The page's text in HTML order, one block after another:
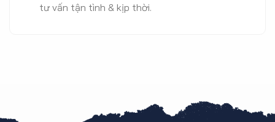
tư vấn tận tình & kịp thời.